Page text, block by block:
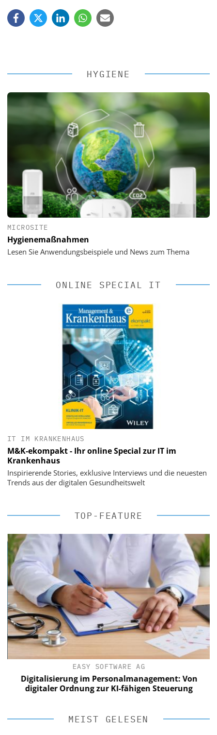
HYGIENE
MICROSITE
Hygienemaßnahmen
Lesen Sie Anwendungsbeispiele und News zum Thema
ONLINE SPECIAL IT
IT IM KRANKENHAUS
M&K-ekompakt - Ihr online Special zur IT im
Krankenhaus
Inspirierende Stories, exklusive Interviews und die neuesten
Trends aus der digitalen Gesundheitswelt
TOP-FEATURE
EASY SOFTWARE AG
Digitalisierung im Personalmanagement: Von
digitaler Ordnung zur KI-fähigen Steuerung
MEIST GELESEN